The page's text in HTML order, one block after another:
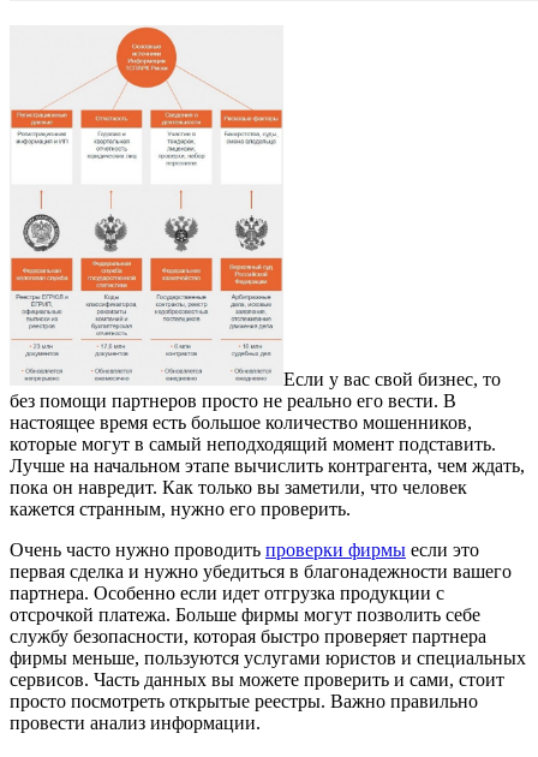
Если у вас свой бизнес, то
без помощи партнеров просто не реально его вести. В
настоящее время есть большое количество мошенников,
которые могут в самый неподходящий момент подставить.
Лучше на начальном этапе вычислить контрагента, чем ждать,
пока он навредит. Как только вы заметили, что человек
кажется странным, нужно его проверить.
Очень часто нужно проводить проверки фирмы если это
первая сделка и нужно убедиться в благонадежности вашего
партнера. Особенно если идет отгрузка продукции с
отсрочкой платежа. Больше фирмы могут позволить себе
службу безопасности, которая быстро проверяет партнера
фирмы меньше, пользуются услугами юристов и специальных
сервисов. Часть данных вы можете проверить и сами, стоит
просто посмотреть открытые реестры. Важно правильно
провести анализ информации.